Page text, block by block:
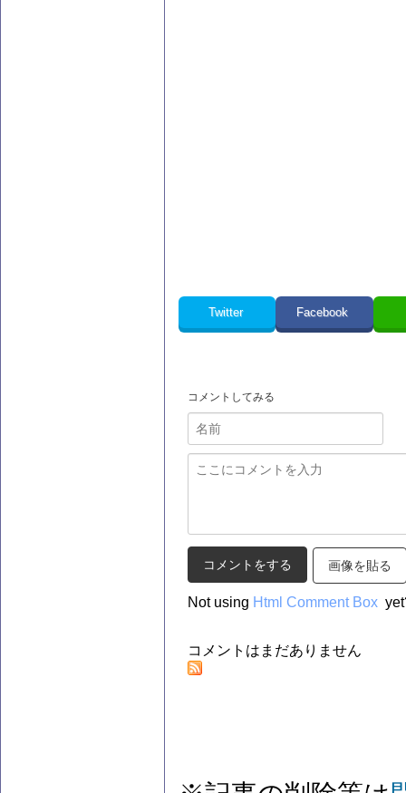
Twitter Facebook
コメントしてみる
画像を貼る
Not using Html Comment Box
コメントはまだありません